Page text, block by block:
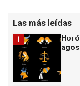
Las más leídas
1